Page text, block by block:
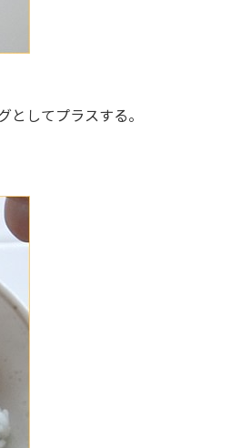
としてプラスする。